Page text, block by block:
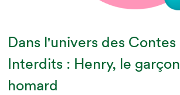
Dans l'univers des Contes
Interdits : Henry, le garçon
homard